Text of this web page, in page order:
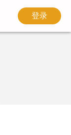
登录